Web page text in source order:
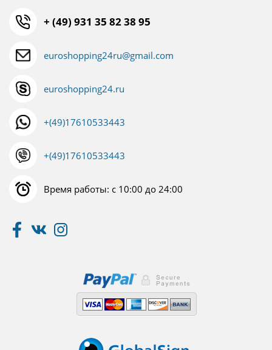
+ (49) 931 35 82 38 95
euroshopping24ru@gmail.com
euroshopping24.ru
+(49)17610533443
+(49)17610533443
Время работы: с 10:00 до 24:00